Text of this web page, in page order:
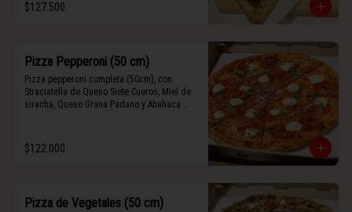
$127.500
Pizza Pepperoni (50 cm)
Pizza pepperoni completa (50cm), con
Straciatella de Queso Siete Cueros, Miel de
siracha, Queso Grana Padano y Abahaca
$122.000
Pizza de Vegetales (50 cm)